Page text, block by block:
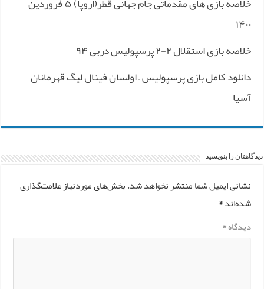
۱۴۰۰
خلاصه بازی استقلال ۲-۲ پرسپولیس دربی ۹۴
دانلود کامل بازی پرسپولیس – اولسان فینال لیگ قهرمانان
آسیا
دیدگاهتان را بنویسید
نشانی ایمیل شما منتشر نخواهد شد.بخش‌های موردنیاز علامت‌گذاری
شده‌اند*
دیدگاه*